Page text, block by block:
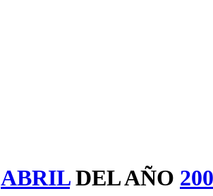
ABRILDEL AÑO